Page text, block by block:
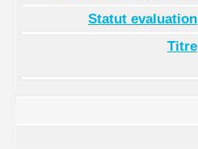
Statut evaluation
Titre